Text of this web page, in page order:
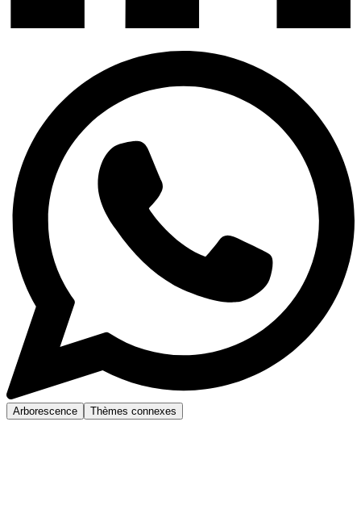
Arborescence Thèmes connexes